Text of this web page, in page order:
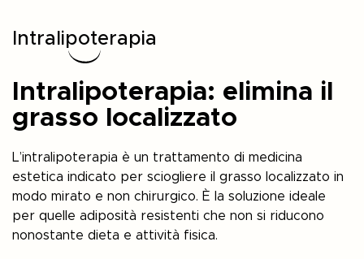
Intralipoterapia
Intralipoterapia: elimina il
grasso localizzato
L’intralipoterapia è un trattamento di medicina
estetica indicato per sciogliere il grasso localizzato in
modo mirato e non chirurgico. È la soluzione ideale
per quelle adiposità resistenti che non si riducono
nonostante dieta e attività fisica.